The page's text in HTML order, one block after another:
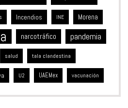
Incendios INE Morena
narcotráfico pandemia
salud tala clandestina
U2 UAEMex vacunación